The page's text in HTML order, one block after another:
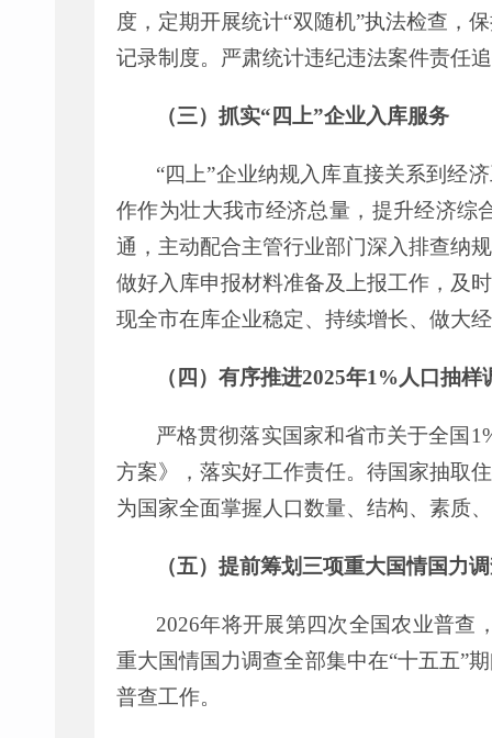
度，定期开展统计“双随机”执法检查，
记录制度。严肃统计违纪违法案件责任
（三）抓实“ 四上”企业入库服务
“四上”企业纳规入库直接关系到经
作作为壮大我市经济总量 ， 提升经济综
通， 主动配合主管行业部门深入排查纳
做好入库申报材料准备及上报工作，及
现全市在库企业稳定、持续增长、做大
（四）有序推进2025年1%人口抽样
严格贯彻落实国家和省市关于全国
方案》，落实好工作责任。待国家抽取
为国家全面掌握人口数量、结构、素质
（五）提前筹划三项重大国情国力
2026年将开展第四次全国农业普查
重大国情国力调查全部集中在“十五五”
普查工作。